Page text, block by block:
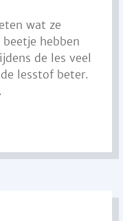
wat ze
hebben
de les veel
lesstof beter.